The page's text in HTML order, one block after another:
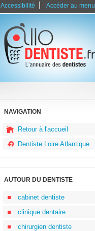
Accessibilité Accéder au menu
NAVIGATION
Retour à l'accueil
Dentiste Loire Atlantique
AUTOUR DU DENTISTE
cabinet dentiste
clinique dentaire
chirurgien dentiste